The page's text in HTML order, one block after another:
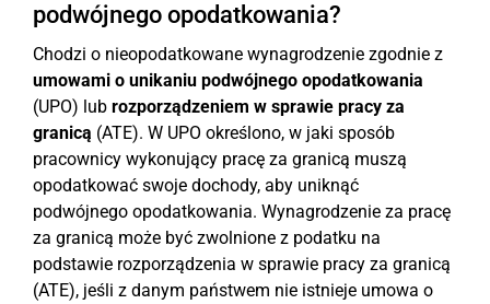
podwójnego opodatkowania?
Chodzi o nieopodatkowane wynagrodzenie zgodnie z
umowami o unikaniu podwójnego opodatkowania
(UPO) lub rozporządzeniem w sprawie pracy za
granicą (ATE). W UPO określono, w jaki sposób
pracownicy wykonujący pracę za granicą muszą
opodatkować swoje dochody, aby uniknąć
podwójnego opodatkowania. Wynagrodzenie za pracę
za granicą może być zwolnione z podatku na
podstawie rozporządzenia w sprawie pracy za granicą
(ATE), jeśli z danym państwem nie istnieje umowa o